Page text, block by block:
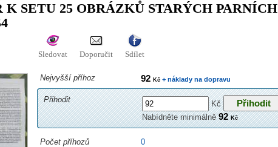
SETU 25 OBRÁZKŮ STARÝCH PARNÍCH
Sledovat Doporučit Sdílet
Nejvyšší příhoz 92Kč + náklady na dopravu
Přihodit
Kč
Nabídněte minimálně92Kč
Počet příhozů
0